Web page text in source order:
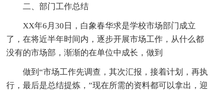
二、部门工作总结
XX年6月30日，白象春华求是学校市场部门成立
了，在将近半年时间内，逐步开展市场工作，从什么都
没有的市场部，渐渐的在单位中成长，做到
做到“市场工作先调查，其次汇报，接着计划，再执
行，最后是总结提炼，”现在所需的资料都可以拿出，迎